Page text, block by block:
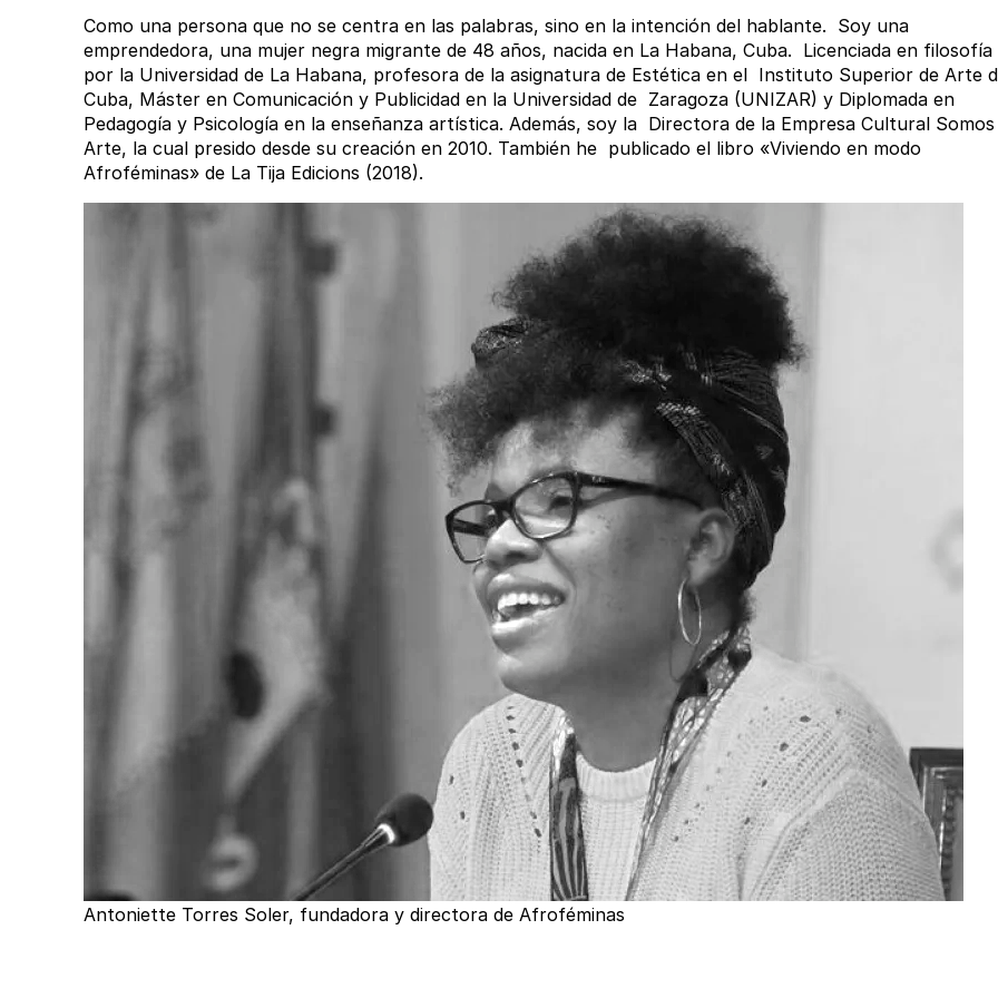
Como una persona que no se centra en las palabras, sino en la intención del hablante. Soy una
emprendedora, una mujer negra migrante de 48 años, nacida en La Habana, Cuba. Licenciada en filosofía
por la Universidad de La Habana, profesora de la asignatura de Estética en el Instituto Superior de Arte
Cuba, Máster en Comunicación y Publicidad en la Universidad de Zaragoza (UNIZAR) y Diplomada en
Pedagogía y Psicología en la enseñanza artística. Además, soy la Directora de la Empresa Cultural Somos
Arte, la cual presido desde su creación en 2010. También he publicado el libro «Viviendo en modo
Afroféminas» de La Tija Edicions (2018).
Antoniette Torres Soler, fundadora y directora de Afroféminas